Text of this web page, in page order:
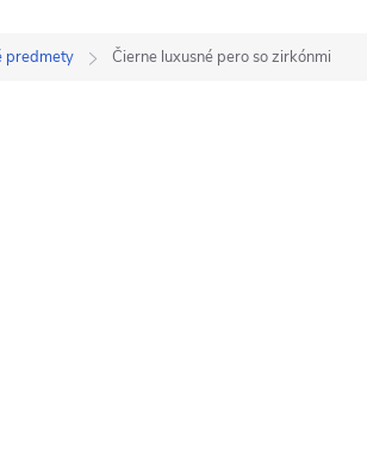
predmety Čierne luxusné pero so zirkónmi